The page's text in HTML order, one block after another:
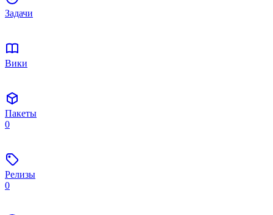
Задачи
Вики
Пакеты
0
Релизы
0